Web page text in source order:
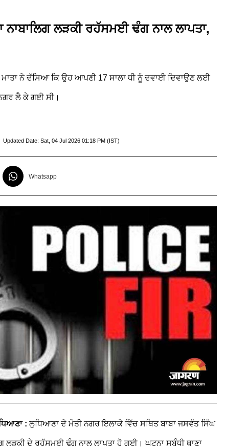
ਨਾਬਾਲਿਗ ਲੜਕੀ ਰਹੱਸਮਈ ਢੰਗ ਨਾਲ ਲਾਪਤਾ,
ਮਾਤਾ ਨੇ ਦੱਸਿਆ ਕਿ ਉਹ ਆਪਣੀ 17 ਸਾਲਾ ਧੀ ਨੂੰ ਦਵਾਈ ਦਿਵਾਉਣ ਲਈ
ਲੈ ਕੇ ਗਈ ਸੀ।
Updated Date: Sat, 04 Jul 2026 01:18 PM (IST)
Whatsapp
:ਲੁਧਿਆਣਾ ਦੇ ਮੋਤੀ ਨਗਰ ਇਲਾਕੇ ਵਿੱਚ ਸਥਿਤ ਬਾਬਾ ਜਸਵੰਤ ਸਿੰਘ
ਲੜਕੀ ਦੇ ਰਹੱਸਮਈ ਢੰਗ ਨਾਲ ਲਾਪਤਾ ਹੋ ਗਈ। ਘਟਨਾ ਸਬੰਧੀ ਥਾਣਾ